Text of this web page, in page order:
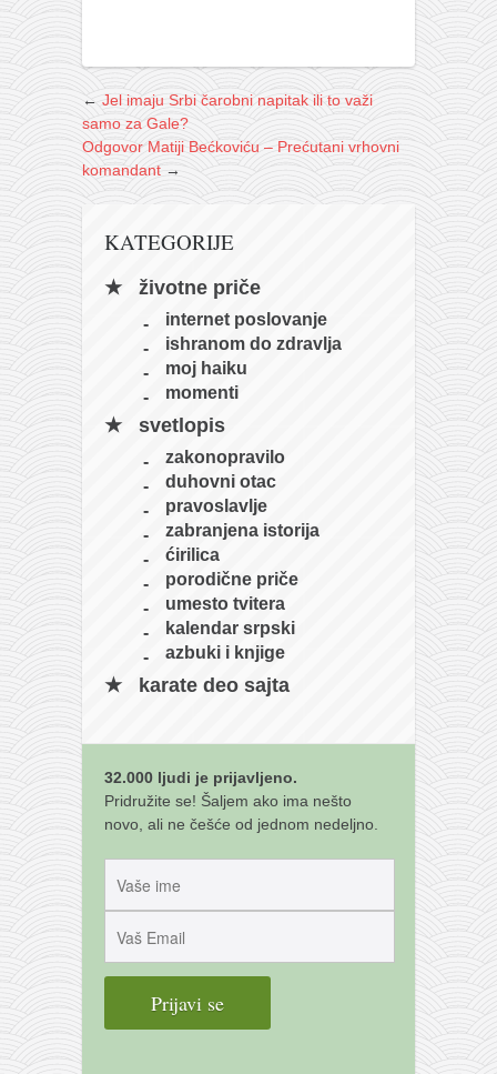
← Jel imaju Srbi čarobni napitak ili to važi
samo za Gale?
Odgovor Matiji Bećkoviću – Prećutani vrhovni
komandant →
KATEGORIJE
životne priče
internet poslovanje
ishranom do zdravlja
moj haiku
momenti
svetlopis
zakonopravilo
duhovni otac
pravoslavlje
zabranjena istorija
ćirilica
porodične priče
umesto tvitera
kalendar srpski
azbuki i knjige
karate deo sajta
32.000 ljudi je prijavljeno.
Pridružite se! Šaljem ako ima nešto
novo, ali ne češće od jednom nedeljno.